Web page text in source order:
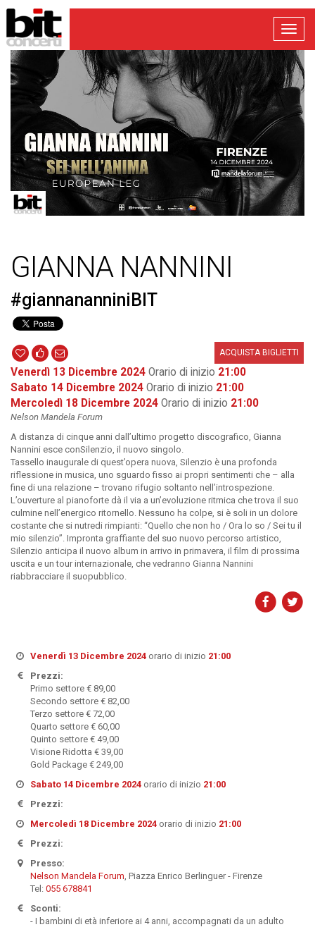
GIANNA NANNINI
#giannananniniBIT
ACQUISTA BIGLIETTI
Venerdì 13 Dicembre 2024 Orario di inizio 21:00
Sabato 14 Dicembre 2024 Orario di inizio 21:00
Mercoledì 18 Dicembre 2024 Orario di inizio 21:00
Nelson Mandela Forum
A distanza di cinque anni dall’ultimo progetto discografico, Gianna
Nannini esce conSilenzio, il nuovo singolo.
Tassello inaugurale di quest’opera nuova, Silenzio è una profonda
riflessione in musica, uno sguardo fisso ai propri sentimenti che – alla
fine di una relazione – trovano rifugio soltanto nell’introspezione.
L’ouverture al pianoforte dà il via a un’evoluzione ritmica che trova il suo
culmine nell’energico ritornello. Nessuno ha colpe, si è soli in un dolore
costante che si nutredi rimpianti: “Quello che non ho / Ora lo so / Sei tu il
mio silenzio”. Impronta graffiante del suo nuovo percorso artistico,
Silenzio anticipa il nuovo album in arrivo in primavera, il film di prossima
uscita e un tour internazionale, che vedranno Gianna Nannini
riabbracciare il suopubblico.
Venerdì 13 Dicembre 2024orario di inizio 21:00
Prezzi:
Primo settore € 89,00
Secondo settore € 82,00
Terzo settore € 72,00
Quarto settore € 60,00
Quinto settore € 49,00
Visione Ridotta € 39,00
Gold Package € 249,00
Sabato 14 Dicembre 2024orario di inizio 21:00
Prezzi:
Mercoledì 18 Dicembre 2024orario di inizio 21:00
Prezzi:
Presso:
Nelson Mandela Forum , Piazza Enrico Berlinguer - Firenze
Tel: 055 678841
Sconti:
- I bambini di età inferiore ai 4 anni, accompagnati da un adulto